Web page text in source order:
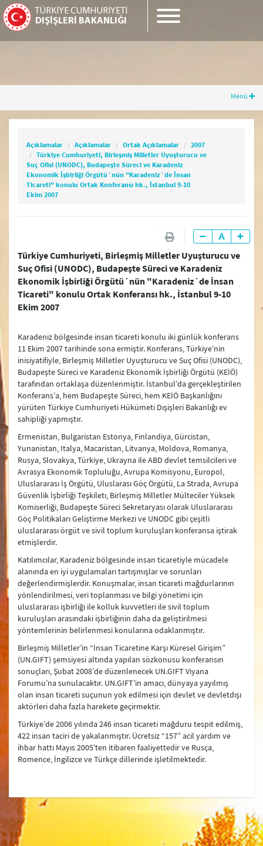
TÜRKİYE CUMHURİYETİ
DIŞİŞLERİ BAKANLIĞI
Uyuşturucu ve Suç Ofisi (UNODC), Budapeşte
Süreci ve Karadeniz Ekonomik İşbirliği Örgütü
´nün "Karadeniz´de İnsan Ticareti" konulu
Ortak Konferansı hk., İstanbul 9-10 Ekim 2007
Menü
2025
2024
2023
2021
2020
2019
2018
2017
2016
2015
2014
2013
2012
2011
2010
2009
2008
2007
2005
2003
Açıklamalar Açıklamalar Ortak Açıklamalar
2007
Türkiye Cumhuriyeti, Birleşmiş Milletler Uyuşturucu ve
Suç Ofisi (UNODC), Budapeşte Süreci ve Karadeniz
Ekonomik İşbirliği Örgütü´nün "Karadeniz´de İnsan
Ticareti" konulu Ortak Konferansı hk., İstanbul 9-10
Ekim 2007
Türkiye Cumhuriyeti, Birleşmiş Milletler Uyuşturucu ve
Suç Ofisi (UNODC), Budapeşte Süreci ve Karadeniz
Ekonomik İşbirliği Örgütü´nün "Karadeniz´de İnsan
Ticareti" konulu Ortak Konferansı hk., İstanbul 9-10
Ekim 2007
Karadeniz bölgesinde insan ticareti konulu iki günlük konferans
11 Ekim 2007 tarihinde sona ermiştir. Konferans, Türkiye’nin
inisiyatifiyle, Birleşmiş Milletler Uyuşturucu ve Suç Ofisi (UNODC),
Budapeşte Süreci ve Karadeniz Ekonomik İşbirliği Örgütü (KEİÖ)
tarafından ortaklaşa düzenlenmiştir. İstanbul’da gerçekleştirilen
Konferans’a, hem Budapeşte Süreci, hem KEİÖ Başkanlığını
yürüten Türkiye Cumhuriyeti Hükümeti Dışişleri Bakanlığı ev
sahipliği yapmıştır.
Ermenistan, Bulgaristan Estonya, Finlandiya, Gürcistan,
Yunanistan, Italya, Macaristan, Litvanya, Moldova, Romanya,
Rusya, Slovakya, Türkiye, Ukrayna ile ABD devlet temsilcileri ve
Avrasya Ekonomik Topluluğu, Avrupa Komisyonu, Europol,
Uluslararası İş Örgütü, Uluslarası Göç Örgütü, La Strada, Avrupa
Güvenlik İşbirliği Teşkiletı, Birleşmiş Milletler Mülteciler Yüksek
Komiserliği, Budapeşte Süreci Sekretaryası olarak Uluslararası
Göç Politikaları Geliştirme Merkezi ve UNODC gibi çeşitli
uluslararası örgüt ve sivil toplum kuruluşları konferansa iştirak
etmişlerdir.
Katılımcılar, Karadeniz bölgesinde insan ticaretiyle mücadele
alanında en iyi uygulamaları tartışmışlar ve sorunları
değerlendirmişlerdir. Konuşmalar, insan ticareti mağdurlarının
yönlendirilmesi, veri toplanması ve bilgi yönetimi için
uluslararası işbirliği ile kolluk kuvvetleri ile sivil toplum
kuruluşları arasındaki işbirliğinin daha da geliştirilmesi
yöntemlerinin belirlenmesi konularına odaklanmıştır.
Birleşmiş Milletler’in “İnsan Ticaretine Karşı Küresel Girişim”
(UN.GIFT) şemsiyesi altında yapılan sözkonusu konferansın
sonuçları, Şubat 2008’de düzenlenecek UN.GIFT Viyana
Forumu’na sunulacaktır. UN.GIFT’in amacı, dünyaya yayılmış
olan insan ticareti suçunun yok edilmesi için devlet ve devletdışı
aktörleri daha fazla harekete geçirmektir.
Türkiye’de 2006 yılında 246 insan ticareti mağduru tespit edilmiş,
422 insan taciri de yakalanmıştır. Ücretsiz “157” acil yardım ve
ihbar hattı Mayıs 2005’ten itibaren faaliyettedir ve Rusça,
Romence, İngilizce ve Türkçe dillerinde işletilmektedir.